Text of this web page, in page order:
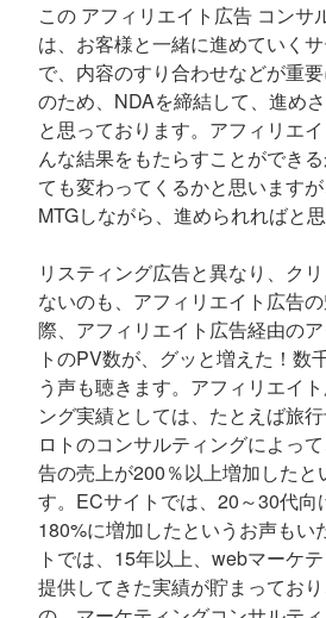
この アフィリエイト広告 コンサ
は、お客様と一緒に進めていく
で、内容のすり合わせなどが重
のため、NDAを締結して、進め
と思っております。アフィリエ
んな結果をもたらすことができ
ても変わってくるかと思いますが
MTGしながら、進められればと思
リスティング広告と異なり、ク
ないのも、アフィリエイト広告
際、アフィリエイト広告経由の
トのPV数が、グッと増えた！数
う声も聴きます。アフィリエイ
ング実績としては、たとえば旅
ロトのコンサルティングによっ
告の売上が200％以上増加したと
す。ECサイトでは、20～30代向
180%に増加したというお声もい
トでは、15年以上、webマーケ
提供してきた実績が貯まってお